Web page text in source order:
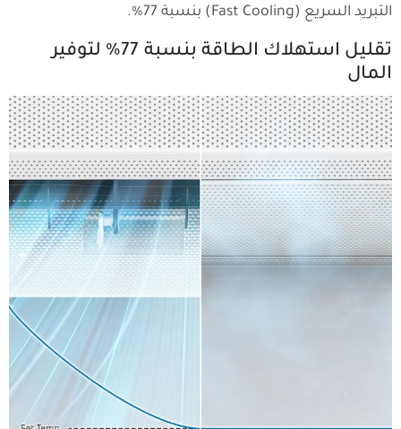
التبريد السريع (Fast Cooling) بنسبة ‎%77‎.
تقليل استهلاك الطاقة بنسبة 77% لتوفير
المال